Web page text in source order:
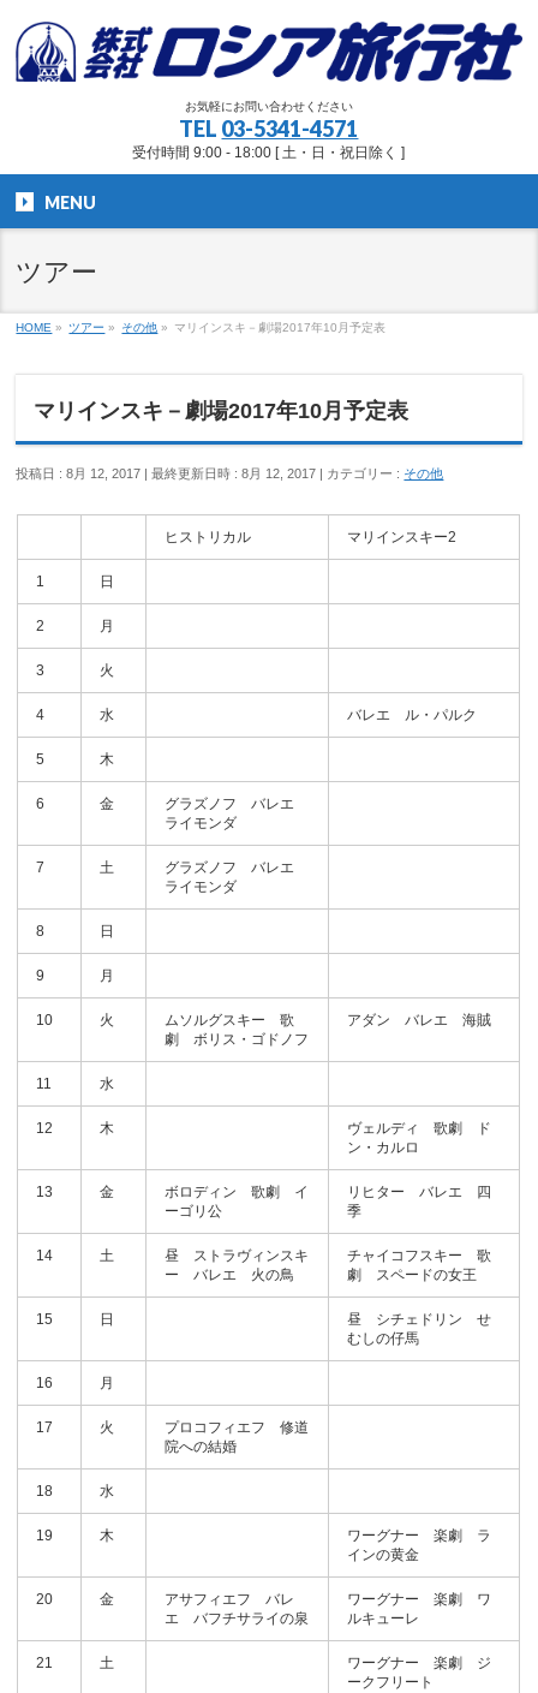
お気軽にお問い合わせください
TEL 03-5341-4571
受付時間 9:00 - 18:00 [ 土・日・祝日除く ]
MENU
ツアー
HOME » ツアー » その他 » マリインスキ－劇場2017年10月予定表
マリインスキ－劇場2017年10月予定表
投稿日 : 8月 12, 2017 最終更新日時 : 8月 12, 2017 カテゴリー : その他
ヒストリカル マリインスキー2
1 日
2 月
3 火
4 水 バレエ ル・パルク
5 木
6 金
グラズノフ バレエ
ライモンダ
7 土
グラズノフ バレエ
ライモンダ
8 日
9 月
10 火
ムソルグスキー 歌
劇 ボリス・ゴドノフ
アダン バレエ 海賊
11 水
12 木
ヴェルディ 歌劇 ド
ン・カルロ
13 金
ボロディン 歌劇 イ
ーゴリ公
リヒター バレエ 四
季
14 土
昼 ストラヴィンスキ
ー バレエ 火の鳥
チャイコフスキー 歌
劇 スペードの女王
15 日
昼 シチェドリン せ
むしの仔馬
16 月
17 火
プロコフィエフ 修道
院への結婚
18 水
19 木
ワーグナー 楽劇 ラ
インの黄金
20 金
アサフィエフ バレ
エ バフチサライの泉
ワーグナー 楽劇 ワ
ルキューレ
21 土
ワーグナー 楽劇 ジ
ークフリート